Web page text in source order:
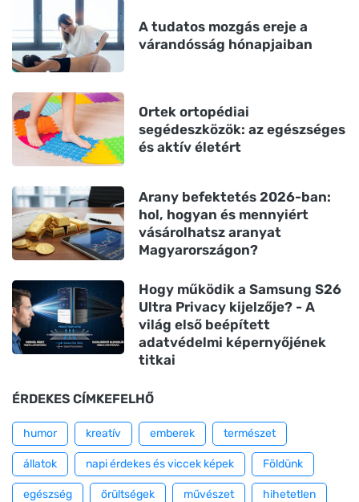
A tudatos mozgás ereje a
várandósság hónapjaiban
Ortek ortopédiai
segédeszközök: az egészséges
és aktív életért
Arany befektetés 2026-ban:
hol, hogyan és mennyiért
vásárolhatsz aranyat
Magyarországon?
Hogy működik a Samsung S26
Ultra Privacy kijelzője? - A
világ első beépített
adatvédelmi képernyőjének
titkai
ÉRDEKES CÍMKEFELHŐ
humor kreatív emberek természet
állatok napi érdekes és viccek képek Földünk
egészség őrültségek művészet hihetetlen